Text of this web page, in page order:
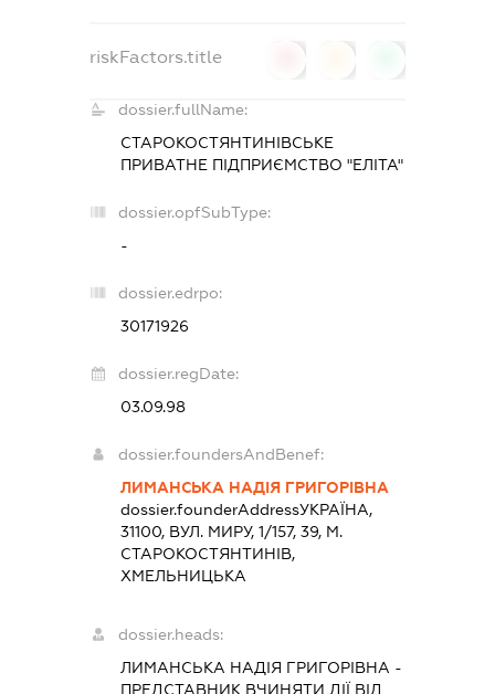
riskFactors.title
dossier.fullName:
СТАРОКОСТЯНТИНІВСЬКЕ
ПРИВАТНЕ ПІДПРИЄМСТВО "ЕЛІТА"
dossier.opfSubType:
-
dossier.edrpo:
30171926
dossier.regDate:
03.09.98
dossier.foundersAndBenef:
ЛИМАНСЬКА НАДІЯ ГРИГОРІВНА
dossier.founderAddressУКРАЇНА,
31100, ВУЛ. МИРУ, 1/157, 39, М.
СТАРОКОСТЯНТИНІВ,
ХМЕЛЬНИЦЬКА
dossier.heads:
ЛИМАНСЬКА НАДІЯ ГРИГОРІВНА -
ПРЕДСТАВНИК ВЧИНЯТИ ДІЇ ВІД